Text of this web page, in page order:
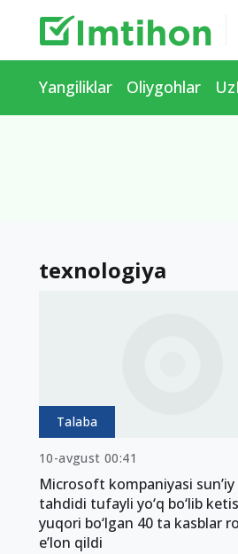
Yangiliklar Oliygohlar
texnologiya
Talaba
10-avgust 00:41
Microsoft kompaniyasi
tahdidi tufayli yo‘q bo‘lib
yuqori bo‘lgan 40 ta kasblar
eʼlon qildi